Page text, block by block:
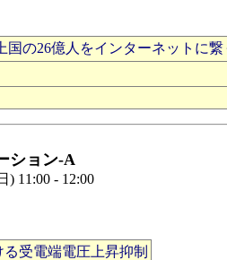
国の26億人をインターネットに
ション-A
) 11:00 - 12:00
受電端電圧上昇抑制